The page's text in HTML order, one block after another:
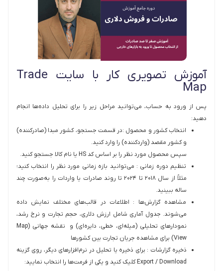
آموزش تصویری کار با سایت Trade
Map
پس از ورود به حساب، می‌توانید مراحل زیر را برای تحلیل داده‌ها انجام
دهید:
انتخاب کشور و محصول :در قسمت جستجو، کشور مبدا (صادرکننده)
و کشور مقصد (واردکننده) را وارد کنید.
سپس محصول مورد نظر را بر اساس کد HS یا نام کالا جستجو کنید.
تنظیم دوره زمانی : می‌توانید بازه زمانی مورد نظر را انتخاب کنید؛
مثلاً از سال ۲۰۱۸ تا ۲۰۲۴ تا روند صادرات یا واردات را به‌صورت چند
ساله ببینید.
مشاهده گزارش‌ها : اطلاعات در قالب‌های مختلف نمایش داده
می‌شوند. جدول آماری شامل ارزش دلاری، حجم تجارت و نرخ رشد،
نمودارهای تحلیلی (میله‌ای، خطی، دایره‌ای) و نقشه جهانی (Map
View) برای مشاهده جریان تجارت بین کشورها
ذخیره گزارشات : برای ذخیره یا تحلیل در نرم‌افزارهای دیگر، روی گزینه
Export / Download کلیک کنید و یکی از فرمت‌ها را انتخاب نمایید: